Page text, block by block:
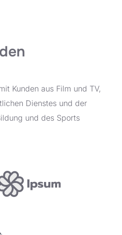
Kunden aus Film und TV,
Dienstes und der
und des Sports